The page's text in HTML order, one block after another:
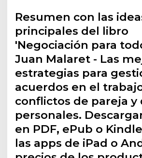
Resumen con las
principales del libro
'Negociación para
Juan Malaret - Las
estrategias para
acuerdos en el
conflictos de pareja y
personales.
en PDF, ePub o
las apps de iPad o